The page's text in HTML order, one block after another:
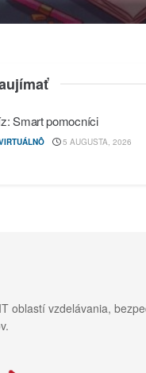
Smart pomocníci
5 AUGUSTA, 2026
oblastí vzdelávania,